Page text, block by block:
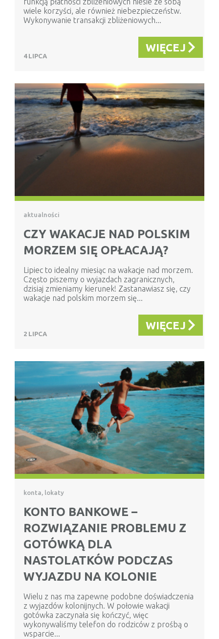
wiele korzyści, ale również niebezpieczeństw.
Wykonywanie transakcji zbliżeniowych...
4 LIPCA
WIĘCEJ
aktualności
CZY WAKACJE NAD POLSKIM
MORZEM SIĘ OPŁACAJĄ?
Lipiec to idealny miesiąc na wakacje nad morzem.
Często piszemy o wyjazdach zagranicznych,
dzisiaj zmieniamy kierunek! Zastanawiasz się, czy
wakacje nad polskim morzem się...
2 LIPCA
WIĘCEJ
konta, lokaty
KONTO BANKOWE –
ROZWIĄZANIE PROBLEMU Z
GOTÓWKĄ DLA
NASTOLATKÓW PODCZAS
WYJAZDU NA KOLONIE
Wielu z nas ma zapewne podobne doświadczenia
z wyjazdów kolonijnych. W połowie wakacji
gotówka zaczynała się kończyć, więc
wykonywaliśmy telefon do rodziców z prośbą o
wsparcie...